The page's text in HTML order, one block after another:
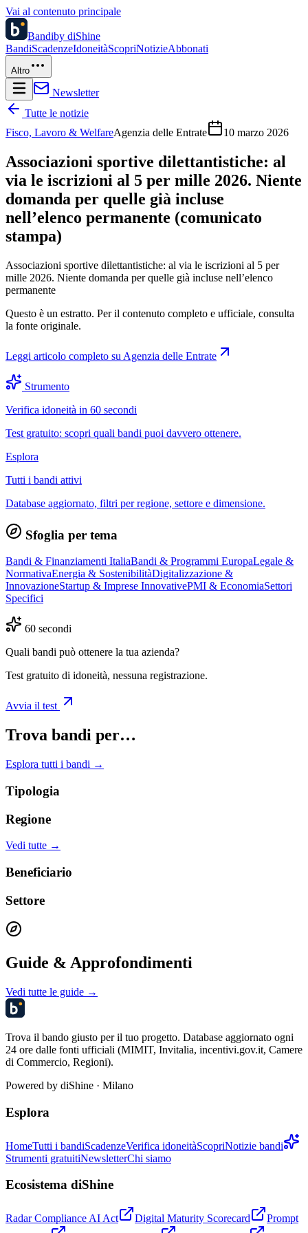
Vai al contenuto principale
Bandiby diShine
BandiScadenzeIdoneitàScopriNotizieAbbonati
Altro
Newsletter
Tutte le notizie
Fisco, Lavoro & WelfareAgenzia delle Entrate 10 marzo 2026
Associazioni sportive dilettantistiche: al
via le iscrizioni al 5 per mille 2026. Niente
domanda per quelle già incluse
nell’elenco permanente (comunicato
stampa)
Associazioni sportive dilettantistiche: al via le iscrizioni al 5 per
mille 2026. Niente domanda per quelle già incluse nell’elenco
permanente
Questo è un estratto. Per il contenuto completo e ufficiale, consulta
la fonte originale.
Leggi articolo completo su Agenzia delle Entrate
Strumento
Verifica idoneità in 60 secondi
Test gratuito: scopri quali bandi puoi davvero ottenere.
Esplora
Tutti i bandi attivi
Database aggiornato, filtri per regione, settore e dimensione.
Sfoglia per tema
Bandi & Finanziamenti ItaliaBandi & Programmi EuropaLegale &
NormativaEnergia & SostenibilitàDigitalizzazione &
InnovazioneStartup & Imprese InnovativePMI & EconomiaSettori
Specifici
60 secondi
Quali bandi può ottenere la tua azienda?
Test gratuito di idoneità, nessuna registrazione.
Avvia il test
Trova bandi per…
Esplora tutti i bandi →
Tipologia
Regione
Vedi tutte →
Beneficiario
Settore
Guide & Approfondimenti
Vedi tutte le guide →
Trova il bando giusto per il tuo progetto. Database aggiornato ogni
24 ore dalle fonti ufficiali (MIMIT, Invitalia, incentivi.gov.it, Camere
di Commercio, Regioni).
Powered by diShine · Milano
Esplora
HomeTutti i bandiScadenzeVerifica idoneitàScopriNotizie bandi
Strumenti gratuitiNewsletterChi siamo
Ecosistema diShine
Radar Compliance AI Act Digital Maturity Scorecard
Prompt